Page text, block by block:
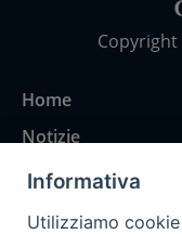
Home
Notizie
Rubriche
Chi siamo
Informativa
Utilizziamo